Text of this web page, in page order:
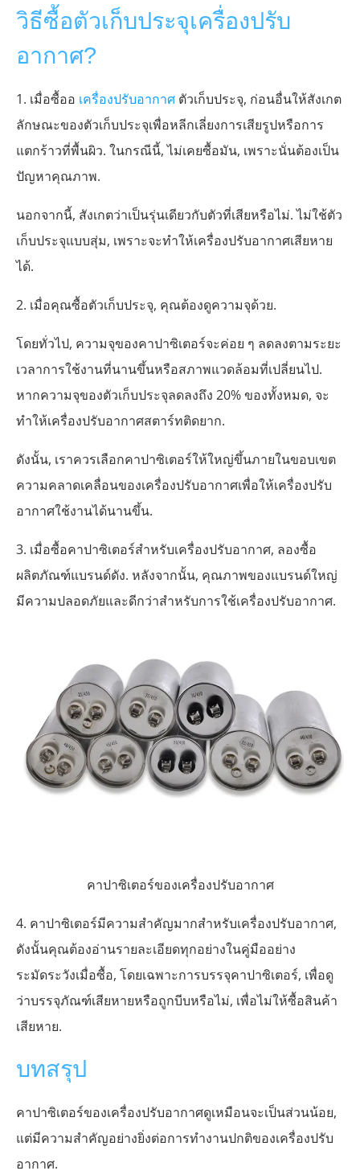
วิธีซื้อตัวเก็บประจุเครื่องปรับ
อากาศ?
1. เมื่อซื้ออ เครื่องปรับอากาศ ตัวเก็บประจุ, ก่อนอื่นให้สังเกต
ลักษณะของตัวเก็บประจุเพื่อหลีกเลี่ยงการเสียรูปหรือการ
แตกร้าวที่พื้นผิว. ในกรณีนี้, ไม่เคยซื้อมัน, เพราะนั่นต้องเป็น
ปัญหาคุณภาพ.
นอกจากนี้, สังเกตว่าเป็นรุ่นเดียวกับตัวที่เสียหรือไม่. ไม่ใช้ตัว
เก็บประจุแบบสุ่ม, เพราะจะทำให้เครื่องปรับอากาศเสียหาย
ได้.
2. เมื่อคุณซื้อตัวเก็บประจุ, คุณต้องดูความจุด้วย.
โดยทั่วไป, ความจุของคาปาซิเตอร์จะค่อย ๆ ลดลงตามระยะ
เวลาการใช้งานที่นานขึ้นหรือสภาพแวดล้อมที่เปลี่ยนไป.
หากความจุของตัวเก็บประจุลดลงถึง 20% ของทั้งหมด, จะ
ทำให้เครื่องปรับอากาศสตาร์ทติดยาก.
ดังนั้น, เราควรเลือกคาปาซิเตอร์ให้ใหญ่ขึ้นภายในขอบเขต
ความคลาดเคลื่อนของเครื่องปรับอากาศเพื่อให้เครื่องปรับ
อากาศใช้งานได้นานขึ้น.
3. เมื่อซื้อคาปาซิเตอร์สำหรับเครื่องปรับอากาศ, ลองซื้อ
ผลิตภัณฑ์แบรนด์ดัง. หลังจากนั้น, คุณภาพของแบรนด์ใหญ่
มีความปลอดภัยและดีกว่าสำหรับการใช้เครื่องปรับอากาศ.
คาปาซิเตอร์ของเครื่องปรับอากาศ
4. คาปาซิเตอร์มีความสำคัญมากสำหรับเครื่องปรับอากาศ,
ดังนั้นคุณต้องอ่านรายละเอียดทุกอย่างในคู่มืออย่าง
ระมัดระวังเมื่อซื้อ, โดยเฉพาะการบรรจุคาปาซิเตอร์, เพื่อดู
ว่าบรรจุภัณฑ์เสียหายหรือถูกบีบหรือไม่, เพื่อไม่ให้ซื้อสินค้า
เสียหาย.
บทสรุป
คาปาซิเตอร์ของเครื่องปรับอากาศดูเหมือนจะเป็นส่วนน้อย,
แต่มีความสำคัญอย่างยิ่งต่อการทำงานปกติของเครื่องปรับ
อากาศ.